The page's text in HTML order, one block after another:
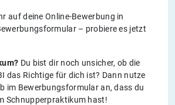
auf deine Online-Bewerbung in
– probiere es jetzt
Du bist dir noch unsicher, ob die
das Richtige für dich ist? Dann nutze
im Bewerbungsformular an, dass du
Schnupperpraktikum hast!